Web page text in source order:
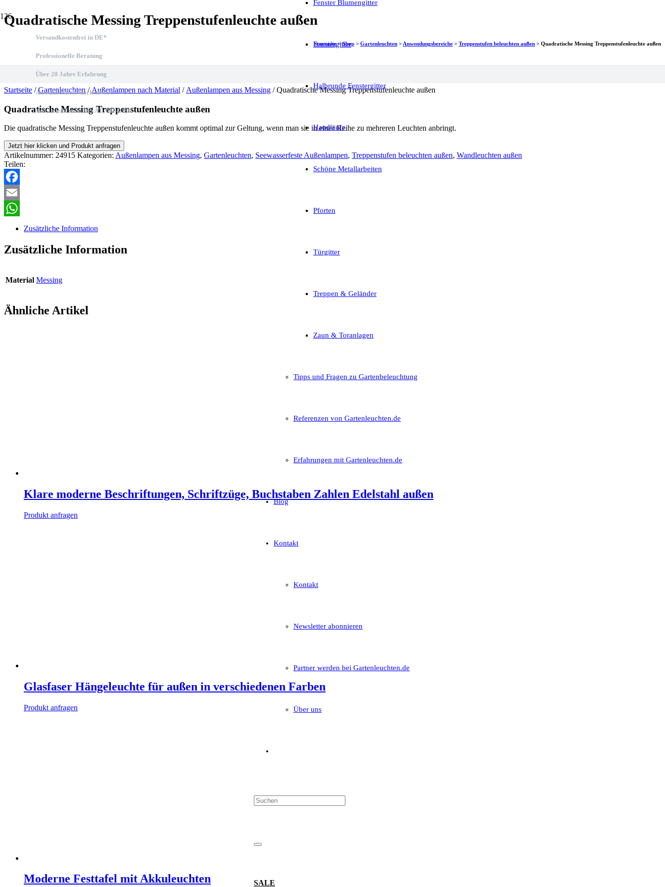
Fenster Blumengitter
Fenstergitter
Halbrunde Fenstergitter
Handläufe
Schöne Metallarbeiten
Pforten
Türgitter
Treppen & Geländer
Zaun & Toranlagen
Tipps und Fragen zu Gartenbeleuchtung
Referenzen von Gartenleuchten.de
Erfahrungen mit Gartenleuchten.de
Blog
Kontakt
Kontakt
Newsletter abonnieren
Partner werden bei Gartenleuchten.de
Über uns
SALE
Versandkostenfrei in DE*
Professionelle Beratung
Über 20 Jahre Erfahrung
Ausschließlich Markenware
Wir liefern nach DE, AT, CH & EU
Quadratische Messing Treppenstufenleuchte außen
Startseite>Shop > Gartenleuchten > Anwendungsbereiche > Treppenstufen beleuchten außen > Quadratische Messing Treppenstufenleuchte außen
Startseite /Gartenleuchten/Außenlampen nach Material / Außenlampen aus Messing / Quadratische Messing Treppenstufenleuchte außen
Quadratische Messing Treppenstufenleuchte außen
Die quadratische Messing Treppenstufenleuchte außen kommt optimal zur Geltung, wenn man sie in einer Reihe zu mehreren Leuchten anbringt.
Jetzt hier klicken und Produkt anfragen
Artikelnummer: 24915 Kategorien: Außenlampen aus Messing, Gartenleuchten, Seewasserfeste Außenlampen, Treppenstufen beleuchten außen, Wandleuchten außen
Teilen:
Facebook
Email
WhatsApp
Zusätzliche Information
Zusätzliche Information
Material Messing
Ähnliche Artikel
Klare moderne Beschriftungen, Schriftzüge, Buchstaben Zahlen Edelstahl außen
Produkt anfragen
Glasfaser Hängeleuchte für außen in verschiedenen Farben
Produkt anfragen
Moderne Festtafel mit Akkuleuchten